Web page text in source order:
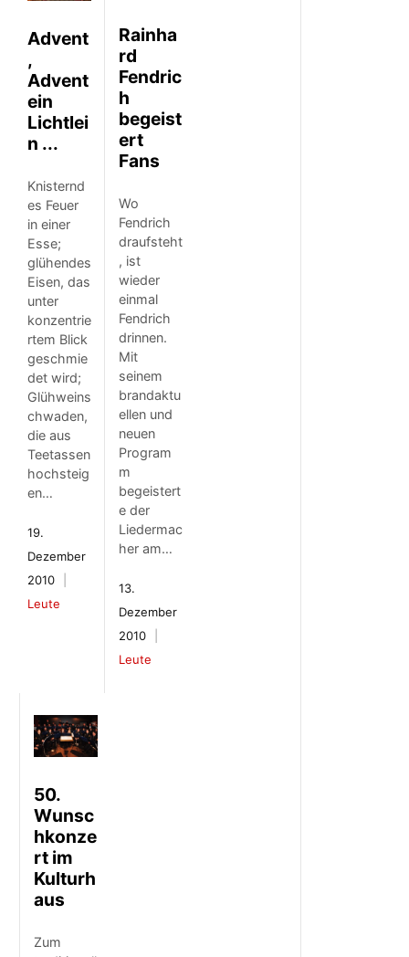
Advent
,
Advent
ein
Lichtlei
n ...
Knisternd
es Feuer
in einer
Esse;
glühendes
Eisen, das
unter
konzentrie
rtem Blick
geschmie
det wird;
Glühweins
chwaden,
die aus
Teetassen
hochsteig
en…
19.
Dezember
2010
Leute
Rainha
rd
Fendric
h
begeist
ert
Fans
Wo
Fendrich
draufsteht
, ist
wieder
einmal
Fendrich
drinnen.
Mit
seinem
brandaktu
ellen und
neuen
Program
m
begeistert
e der
Liedermac
her am…
13.
Dezember
2010
Leute
50.
Wunsc
hkonze
rt im
Kulturh
aus
Zum